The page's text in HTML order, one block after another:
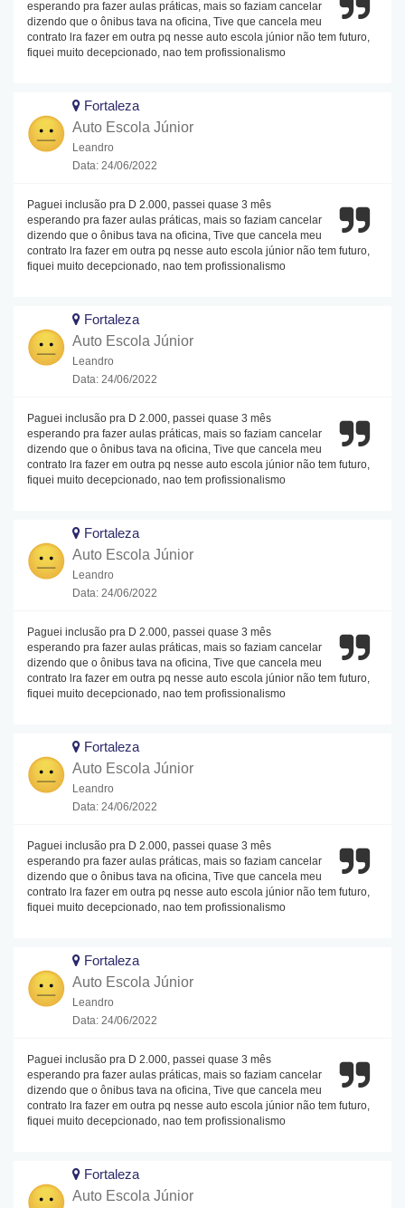
esperando pra fazer aulas práticas, mais so faziam cancelar
dizendo que o ônibus tava na oficina, Tive que cancela meu
contrato lra fazer em outra pq nesse auto escola júnior não tem futuro,
fiquei muito decepcionado, nao tem profissionalismo
Fortaleza
Auto Escola Júnior
Leandro
Data: 24/06/2022
Paguei inclusão pra D 2.000, passei quase 3 mês
esperando pra fazer aulas práticas, mais so faziam cancelar
dizendo que o ônibus tava na oficina, Tive que cancela meu
contrato lra fazer em outra pq nesse auto escola júnior não tem futuro,
fiquei muito decepcionado, nao tem profissionalismo
Fortaleza
Auto Escola Júnior
Leandro
Data: 24/06/2022
Paguei inclusão pra D 2.000, passei quase 3 mês
esperando pra fazer aulas práticas, mais so faziam cancelar
dizendo que o ônibus tava na oficina, Tive que cancela meu
contrato lra fazer em outra pq nesse auto escola júnior não tem futuro,
fiquei muito decepcionado, nao tem profissionalismo
Fortaleza
Auto Escola Júnior
Leandro
Data: 24/06/2022
Paguei inclusão pra D 2.000, passei quase 3 mês
esperando pra fazer aulas práticas, mais so faziam cancelar
dizendo que o ônibus tava na oficina, Tive que cancela meu
contrato lra fazer em outra pq nesse auto escola júnior não tem futuro,
fiquei muito decepcionado, nao tem profissionalismo
Fortaleza
Auto Escola Júnior
Leandro
Data: 24/06/2022
Paguei inclusão pra D 2.000, passei quase 3 mês
esperando pra fazer aulas práticas, mais so faziam cancelar
dizendo que o ônibus tava na oficina, Tive que cancela meu
contrato lra fazer em outra pq nesse auto escola júnior não tem futuro,
fiquei muito decepcionado, nao tem profissionalismo
Fortaleza
Auto Escola Júnior
Leandro
Data: 24/06/2022
Paguei inclusão pra D 2.000, passei quase 3 mês
esperando pra fazer aulas práticas, mais so faziam cancelar
dizendo que o ônibus tava na oficina, Tive que cancela meu
contrato lra fazer em outra pq nesse auto escola júnior não tem futuro,
fiquei muito decepcionado, nao tem profissionalismo
Fortaleza
Auto Escola Júnior